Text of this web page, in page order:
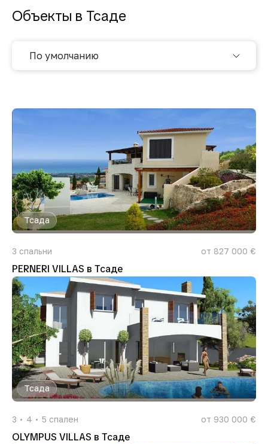
Объекты в Тсаде
По умолчанию
Тсада
3 спальни от 827 000 €
PERNERI VILLAS в Тсаде
Тсада
3 4 5 спален от 930 000 €
OLYMPUS VILLAS в Тсаде